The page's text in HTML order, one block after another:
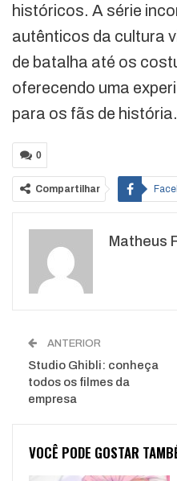
históricos. A série
autênticos da cultura
de batalha até os
oferecendo uma
para os fãs de história.
0
Compartilhar
WhatsApp
Matheus
ANTERIOR
Studio Ghibli: conheça
todos os filmes da
empresa
VOCÊ PODE GOSTAR